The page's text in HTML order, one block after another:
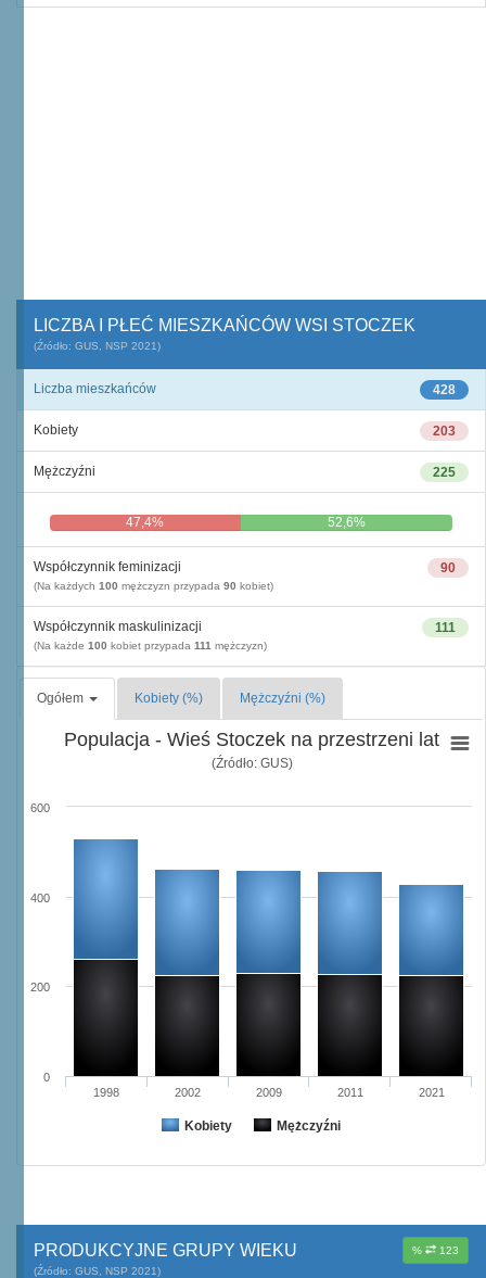
LICZBA I PŁEĆ MIESZKAŃCÓW WSI STOCZEK
(Źródło: GUS, NSP 2021)
428
Liczba mieszkańców
203
Kobiety
225
Mężczyźni
47,4% 52,6%
90
Współczynnik feminizacji
(Na każdych 100 mężczyzn przypada 90 kobiet)
111
Współczynnik maskulinizacji
(Na każde 100 kobiet przypada 111 mężczyzn)
Ogółem Kobiety (%) Mężczyźni (%)
Populacja - Wieś Stoczek na przestrzeni lat
(Źródło: GUS)
Kobiety Mężczyźni
1998 2002 2009 2011 2021
0
200
400
600
% 123
PRODUKCYJNE GRUPY WIEKU
(Źródło: GUS, NSP 2021)